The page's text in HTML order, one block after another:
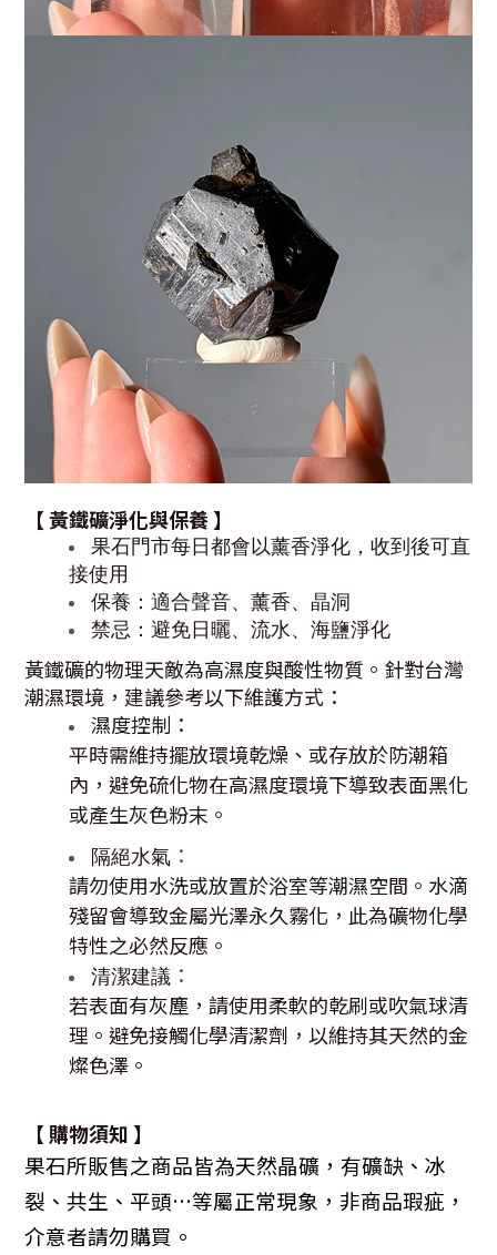
【 黃鐵礦淨化與保養 】
果石門市每日都會以薰香淨化，收到後可直
接使用
保養：適合聲音、薰香、晶洞
禁忌 ：避免日曬、流水、海鹽淨化
黃鐵礦的物理天敵為高濕度與酸性物質。針對台灣
潮濕環境，建議參考以下維護方式：
濕度控制：
平時需維持擺放環境乾燥、或存放於防潮箱
內，避免硫化物在高濕度環境下導致表面黑化
或產生灰色粉末。
隔絕水氣 ：
請勿使用水洗或放置於浴室等潮濕空間。水滴
殘留會導致金屬光澤永久霧化，此為礦物化學
特性之必然反應。
清潔建議 ：
若表面有灰塵，請使用柔軟的乾刷或吹氣球清
理。避免接觸化學清潔劑，以維持其天然的金
燦色澤。
【 購物須知 】
果石所販售之商品皆為天然晶礦，有礦缺、冰
裂、共生、平頭…等屬正常現象，非商品瑕疵，
介意者請勿購買。